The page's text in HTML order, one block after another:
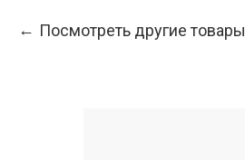
Посмотреть другие товары